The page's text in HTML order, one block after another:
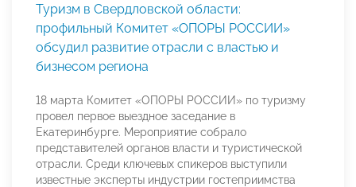
Туризм в Свердловской области:
профильный Комитет «ОПОРЫ РОССИИ»
обсудил развитие отрасли с властью и
бизнесом региона
18 марта Комитет «ОПОРЫ РОССИИ» по туризму
провел первое выездное заседание в
Екатеринбурге. Мероприятие собрало
представителей органов власти и туристической
отрасли. Среди ключевых спикеров выступили
известные эксперты индустрии гостеприимства